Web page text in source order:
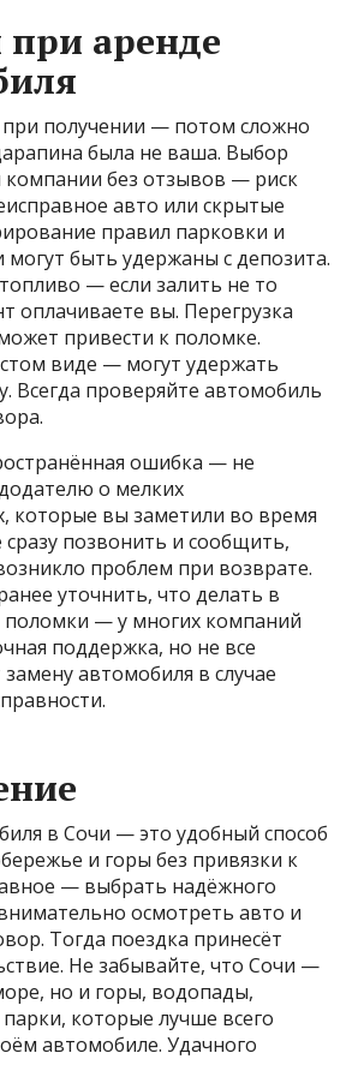
аренде
получении — потом сложно
была не ваша. Выбор
без отзывов — риск
авто или скрытые
правил парковки и
быть удержаны с депозита.
— если залить не то
оплачиваете вы. Перегрузка
привести к поломке.
виде — могут удержать
Всегда проверяйте автомобиль
ошибка — не
о мелких
которые вы заметили во время
позвонить и сообщить,
проблем при возврате.
уточнить, что делать в
поломки — у многих компаний
поддержка, но не все
автомобиля в случае
в Сочи — это удобный способ
и горы без привязки к
— выбрать надёжного
осмотреть авто и
Тогда поездка принесёт
Не забывайте, что Сочи —
но и горы, водопады,
которые лучше всего
автомобиле. Удачного